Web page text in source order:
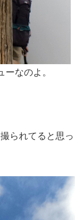
なのよ。
られてると思っ